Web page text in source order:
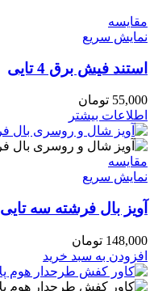
مقايسه
نمایش سریع
استند فیش برق 4 تایی
55,000 تومان
اطلاعات بیشتر
مقايسه
نمایش سریع
آویز بال فرشته سه تایی
148,000 تومان
افزودن به سبد خرید